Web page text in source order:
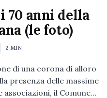
70 anni della
(le foto)
2 MIN
di una corona di alloro
presenza delle massime
il Comune…